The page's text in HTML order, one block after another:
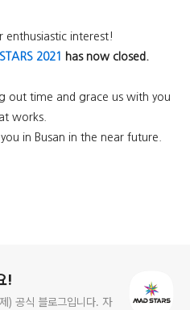
enthusiastic interest!
2021 has now closed.
out time and grace us with you
works.
in Busan in the near future.
!
) 공식 블로그입니다. 자